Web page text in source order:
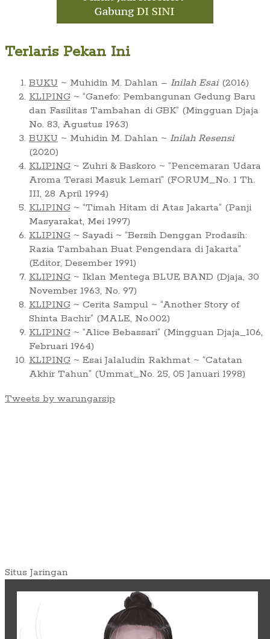
Terlaris Pekan Ini
BUKU ~ Muhidin M. Dahlan – Inilah Esai(2016)
KLIPING ~ “Ganefo: Pembangunan Gedung Baru
dan Fasilitas Tambahan di GBK” (Mingguan Djaja
No. 83, Agustus 1963)
BUKU ~ Muhidin M. Dahlan ~ Inilah Resensi
(2020)
KLIPING ~ Zuhri & Baskoro ~ “Pencemaran Udara
Aroma Terasi Masuk Lemari” (FORUM_No. 1 Th.
III, 28 April 1994)
KLIPING ~ “Timah Hitam di Atas Jakarta” (Panji
Masyarakat, Mei 1997)
KLIPING ~ Sayadi ~ “Bersih Denggan Prodasih:
Razia Tambahan Buat Pengendara di Jakarta”
(Editor, Desember 1991)
KLIPING ~ Iklan Mentega BLUE BAND (Djaja, 30
November 1963, No. 97)
KLIPING ~ Cerita Sampul ~ “Another Story of
Shinta Bachir” (MALE, No.002)
KLIPING ~ “Alice Bebassari” (Mingguan Djaja_106,
Februari 1964)
KLIPING ~ Esai Jalaludin Rakhmat ~ “Catatan
Akhir Tahun” (Ummat_No. 25, 05 Januari 1998)
Tweets by warungarsip
Situs Jaringan